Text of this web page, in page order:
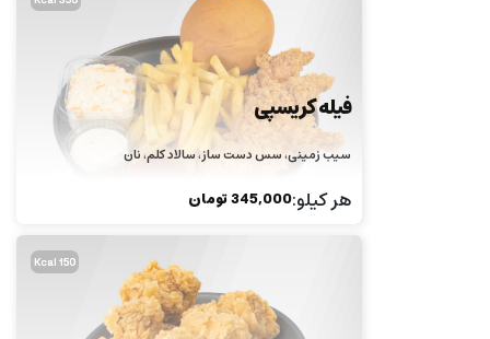
فیله کریسپی
سیب زمینی، سس دست ساز، سالاد کلم، نان
هر کیلو:
345,000تومان
150 Kcal